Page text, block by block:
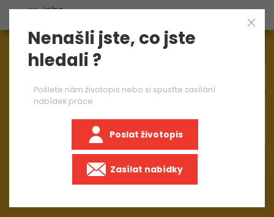
Aktuálně1544nabídek práce
Stavebnictví
Nenašli jste, co jste
hledali ?
Pošlete nám životopis nebo si spusťte zasílání
nabídek práce
Poslat životopis
Zasílat nabídky